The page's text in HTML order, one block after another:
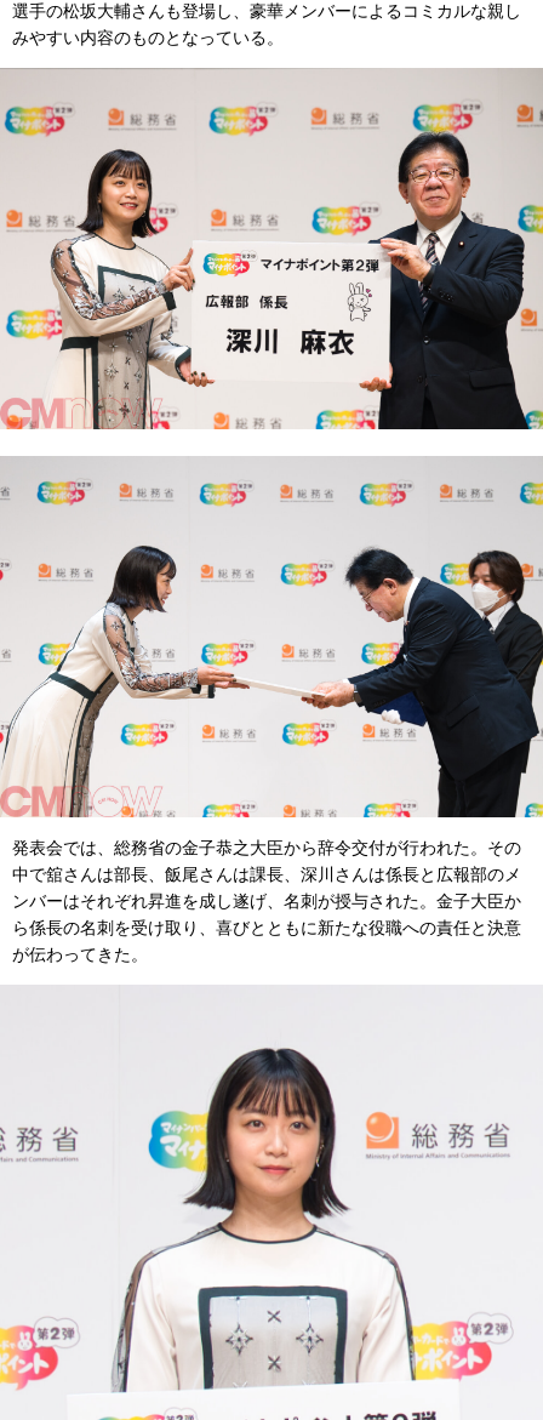
選手の松坂大輔さんも登場し、豪華メンバーによるコミカルな親し
みやすい内容のものとなっている。
発表会では、総務省の金子恭之大臣から辞令交付が行われた。その
中で舘さんは部長、飯尾さんは課長、深川さんは係長と広報部のメ
ンバーはそれぞれ昇進を成し遂げ、名刺が授与された。金子大臣か
ら係長の名刺を受け取り、喜びとともに新たな役職への責任と決意
が伝わってきた。